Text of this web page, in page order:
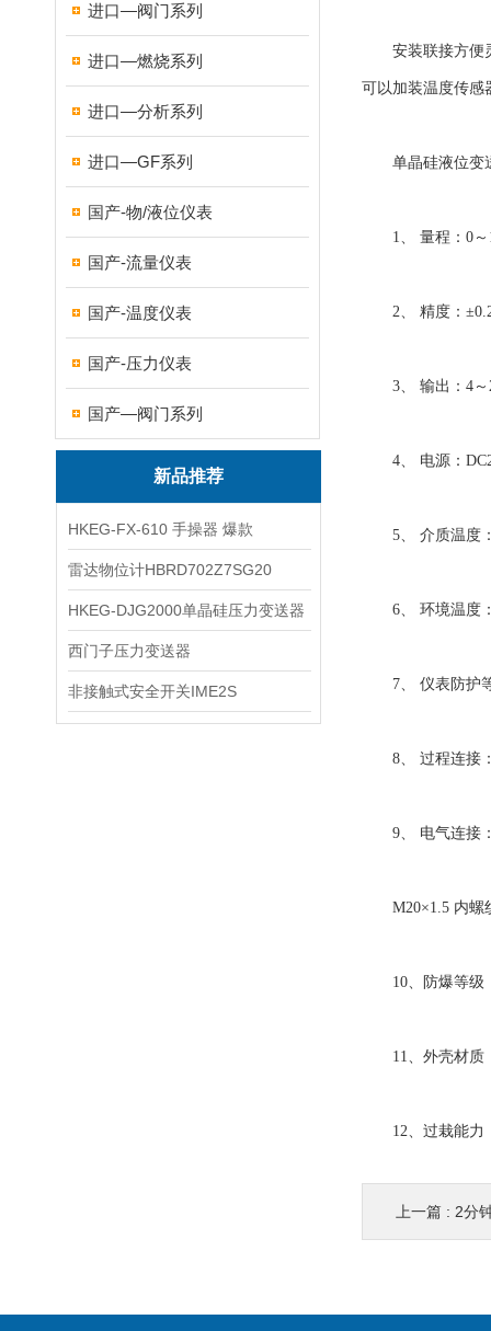
进口—阀门系列
进口—燃烧系列
进口—分析系列
进口—GF系列
国产-物/液位仪表
国产-流量仪表
国产-温度仪表
国产-压力仪表
国产—阀门系列
新品推荐
HKEG-FX-610 手操器 爆款
雷达物位计HBRD702Z7SG20
HKEG-DJG2000单晶硅压力变送器
西门子压力变送器
非接触式安全开关IME2S
安装联接方便灵
可以加装温度传感
单晶硅液位变
1、 量程：0～
2、 精度：
3、 输出：4～
4、 电源：
5、 介质温度
6、 环境温度
7、 仪表防护
8、 过程连接：
9、 电气连接：
M20×1.5 内螺
10、防爆等级：
11、外壳材质
12、过栽能力
上一篇 : 2分